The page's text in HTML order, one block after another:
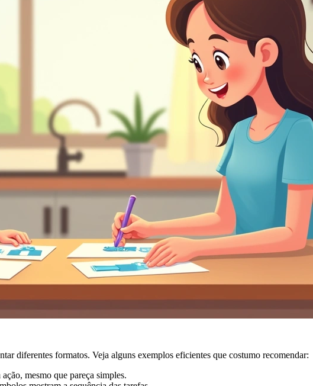
diferentes formatos. Veja alguns exemplos eficientes que costumo recomendar:
mesmo que pareça simples.